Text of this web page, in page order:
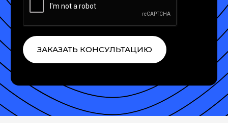
ЗАКАЗАТЬ КОНСУЛЬТАЦИЮ